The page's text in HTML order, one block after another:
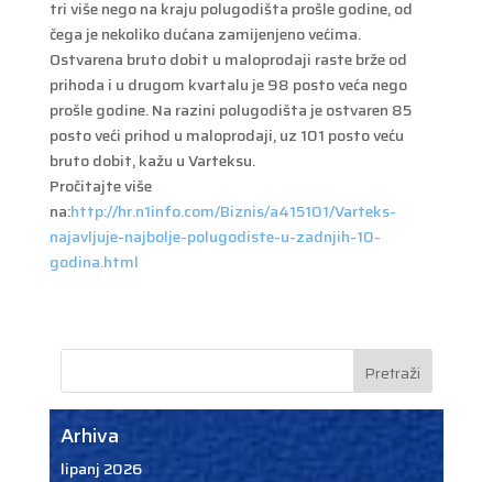
tri više nego na kraju polugodišta prošle godine, od
čega je nekoliko dućana zamijenjeno većima.
Ostvarena bruto dobit u maloprodaji raste brže od
prihoda i u drugom kvartalu je 98 posto veća nego
prošle godine. Na razini polugodišta je ostvaren 85
posto veći prihod u maloprodaji, uz 101 posto veću
bruto dobit, kažu u Varteksu.
Pročitajte više
na:http://hr.n1info.com/Biznis/a415101/Varteks-
najavljuje-najbolje-polugodiste-u-zadnjih-10-
godina.html
Arhiva
lipanj 2026